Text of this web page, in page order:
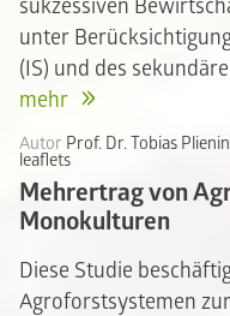
sukzessiven
unter
(IS) und des
mehr
Autor Prof. Dr. Tobias
leaflets
Mehrertrag von
Monokulturen
Diese Studie
Agroforstsystemen